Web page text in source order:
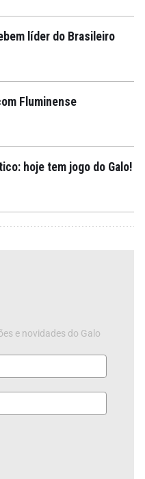
líder do Brasileiro
Fluminense
hoje tem jogo do Galo!
e novidades do Galo